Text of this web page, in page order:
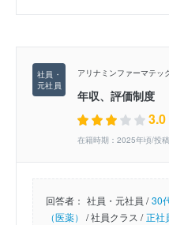
アリナミンファーマテッ
年収、評価制度
3.0
在籍時期：2025年頃/投
回答者： 社員・元社員 / 30
（医薬） /社員クラス / 正社